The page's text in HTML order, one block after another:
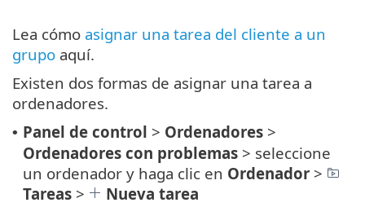
Lea cómo asignar una tarea del cliente a un
grupo aquí.
Existen dos formas de asignar una tarea a
ordenadores.
• Panel de control > Ordenadores >
Ordenadores con problemas > seleccione
un ordenador y haga clic en Ordenador >
Tareas > Nueva tarea